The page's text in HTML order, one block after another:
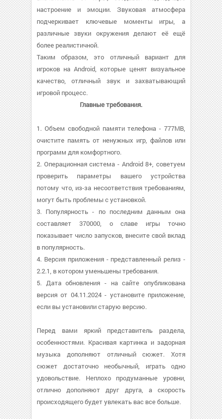
настроение и эмоции. Звуковая атмосфера
подчеркивает ключевые моменты игры, а
различные звуки окружения делают её ещё
более реалистичной.
Таким образом, это отличный вариант для
игроков на Android, которые ценят визуальное
качество, отличный звук и захватывающий
игровой процесс.
Главные требования.
1. Объем свободной памяти телефона - 777MB,
очистите память от ненужных игр, файлов или
программ для комфортного.
2. Операционная система - Android 8+, советуем
проверить параметры вашего устройства
потому что, из-за несоответствия требованиям,
могут быть проблемы с установкой.
3. Популярность - по последним данным она
составляет 370000, о cлаве игры точно
показывает число запусков, внесите свой вклад
в популярность.
4. Версия приложения - представленный релиз -
2.2.1, в котором уменьшены требования.
5. Дата обновления - на сайте опубликована
версия от 04.11.2024 - установите приложение,
если вы установили старую версию.
Перед вами яркий представитель раздела,
особенностями. Красивая картинка и задорная
музыка дополняют отличный сюжет. Хотя
сюжет достаточно необычный, играть одно
удовольствие. Неплохо продуманные уровни,
отлично дополняют друг друга, а скорость
происходящего будет увлекать вас все больше.